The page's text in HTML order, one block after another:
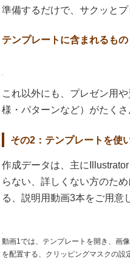
準備するだけで、サクッと
テンプレートに含まれるもの
これ以外にも、プレゼン用
様・パターンなど）がたくさ
その2：テンプレートを使
作成データは、主に
らない、詳しくない方のた
る、説明用動画3本をご用意
動画1では、テンプレートを開き、画像
を配置する、クリッピングマスクの設